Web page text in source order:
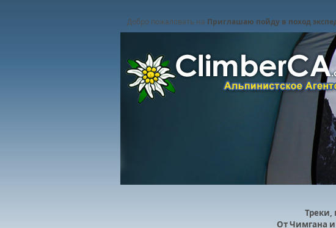
Добро пожаловать на Приглашаю пойду в поход
Треки,
От Чимгана и